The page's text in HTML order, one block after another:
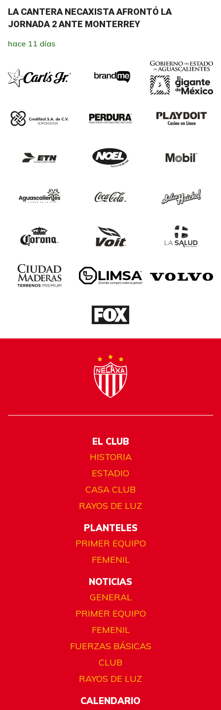
LA CANTERA NECAXISTA AFRONTÓ LA
JORNADA 2 ANTE MONTERREY
hace 11 días
EL CLUB
HISTORIA
ESTADIO
CASA CLUB
RAYOS DE LUZ
PLANTELES
PRIMER EQUIPO
FEMENIL
NOTICIAS
GENERAL
PRIMER EQUIPO
FEMENIL
FUERZAS BÁSICAS
CLUB
RAYOS DE LUZ
CALENDARIO